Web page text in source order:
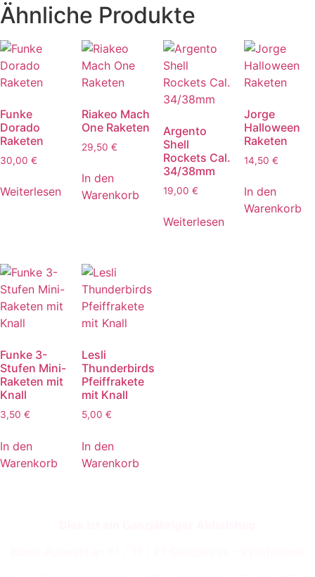
Ähnliche Produkte
Funke
Dorado
Raketen
30,00 €
Weiterlesen
Riakeo Mach
One Raketen
29,50 €
In den
Warenkorb
Argento
Shell
Rockets Cal.
34/38mm
19,00 €
Weiterlesen
Jorge
Halloween
Raketen
14,50€
In den
Warenkorb
Funke 3-
Stufen Mini-
Raketen mit
Knall
3,50 €
In den
Warenkorb
Lesli
Thunderbirds
Pfeiffrakete
mit Knall
5,00 €
In den
Warenkorb